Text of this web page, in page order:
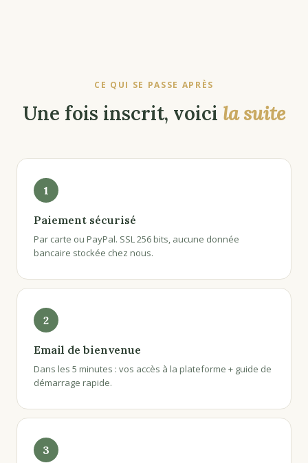
CE QUI SE PASSE APRÈS
Une fois inscrit, voici la suite
1
Paiement sécurisé
Par carte ou PayPal. SSL 256 bits, aucune donnée
bancaire stockée chez nous.
2
Email de bienvenue
Dans les 5 minutes : vos accès à la plateforme + guide de
démarrage rapide.
3